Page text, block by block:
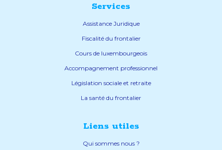
Services
Assistance Juridique
Fiscalité du frontalier
Cours de luxembourgeois
Accompagnement professionnel
Législation sociale et retraite
La santé du frontalier
Liens utiles
Qui sommes nous ?